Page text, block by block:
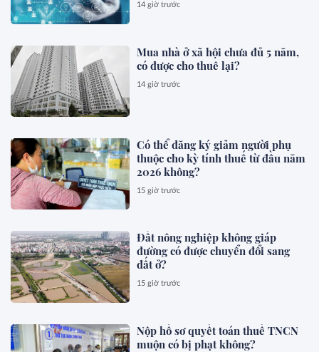
14 giờ trước
Mua nhà ở xã hội chưa đủ 5 năm,
có được cho thuê lại?
14 giờ trước
Có thể đăng ký giảm người phụ
thuộc cho kỳ tính thuế từ đầu năm
2026 không?
15 giờ trước
Đất nông nghiệp không giáp
đường có được chuyển đổi sang
đất ở?
15 giờ trước
Nộp hồ sơ quyết toán thuế TNCN
muộn có bị phạt không?